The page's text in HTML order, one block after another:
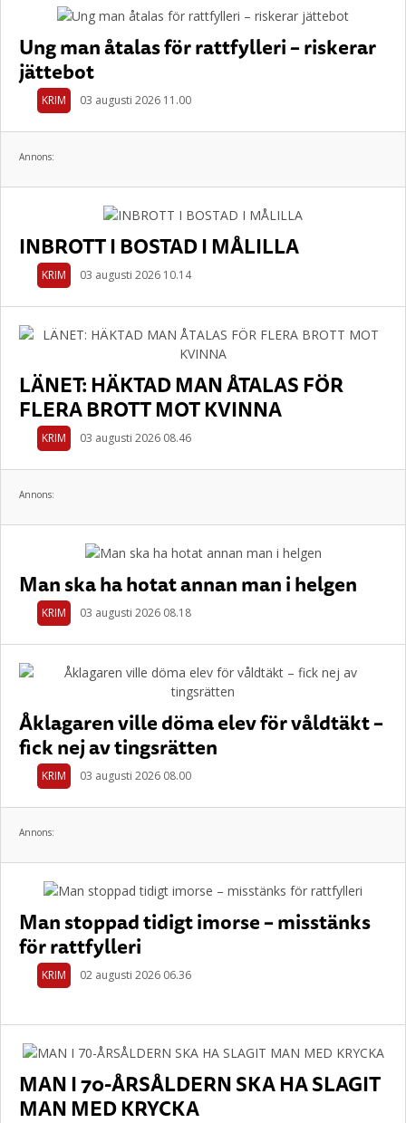
Ung man åtalas för rattfylleri – riskerar
jättebot
KRIM 03 augusti 2026 11.00
Annons:
INBROTT I BOSTAD I MÅLILLA
KRIM 03 augusti 2026 10.14
LÄNET: HÄKTAD MAN ÅTALAS FÖR
FLERA BROTT MOT KVINNA
KRIM 03 augusti 2026 08.46
Annons:
Man ska ha hotat annan man i helgen
KRIM 03 augusti 2026 08.18
Åklagaren ville döma elev för våldtäkt –
fick nej av tingsrätten
KRIM 03 augusti 2026 08.00
Annons:
Man stoppad tidigt imorse – misstänks
för rattfylleri
KRIM 02 augusti 2026 06.36
MAN I 70-ÅRSÅLDERN SKA HA SLAGIT
MAN MED KRYCKA